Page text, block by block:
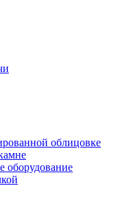
облицовке
оборудование